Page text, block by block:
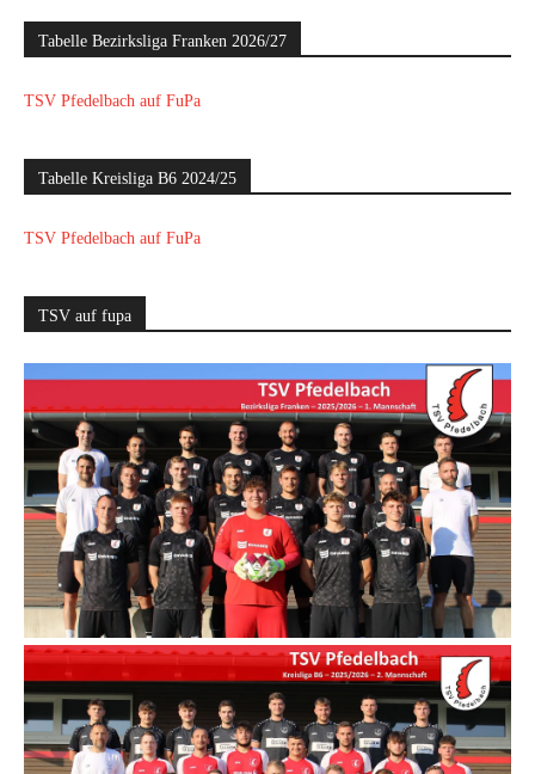
Tabelle Bezirksliga Franken 2026/27
TSV Pfedelbach auf FuPa
Tabelle Kreisliga B6 2024/25
TSV Pfedelbach auf FuPa
TSV auf fupa